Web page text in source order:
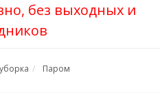
без выходных и
Паром